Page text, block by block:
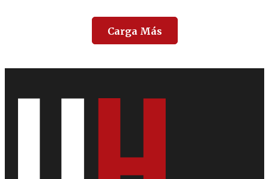
Carga Más